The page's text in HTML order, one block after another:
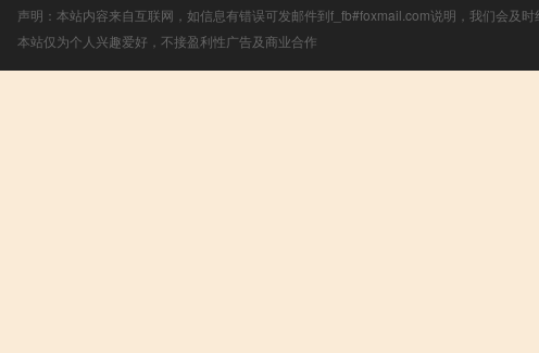
声明：本站内容来自互联网，如信息有错误可发邮件到f_fb#foxmail.com说明，我们会及时
本站仅为个人兴趣爱好，不接盈利性广告及商业合作